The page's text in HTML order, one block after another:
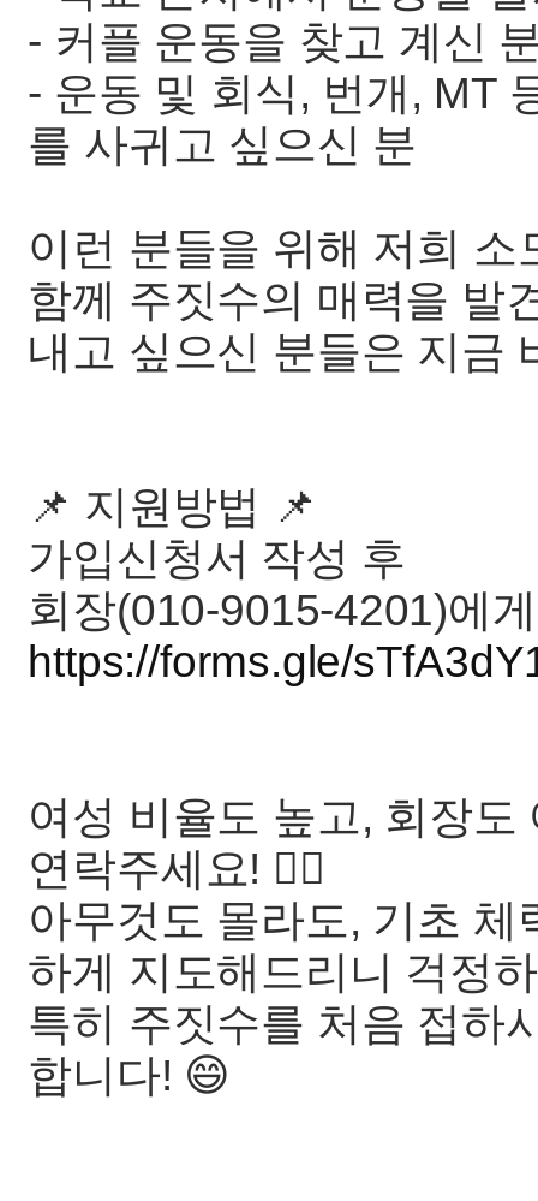
- 커플 운동을 찾고 계신
- 운동 및 회식, 번개, MT
를 사귀고 싶으신 분
이런 분들을 위해 저희
함께 주짓수의 매력을 발
내고 싶으신 분들은 지금
📌 지원방법 📌
가입신청서 작성 후
회장(010-9015-4201)에
https://forms.gle/
여성 비율도 높고, 회장
연락주세요! 🙋‍♀️
아무것도 몰라도, 기초
하게 지도해드리니 걱정
특히 주짓수를 처음 접하
합니다! 😄